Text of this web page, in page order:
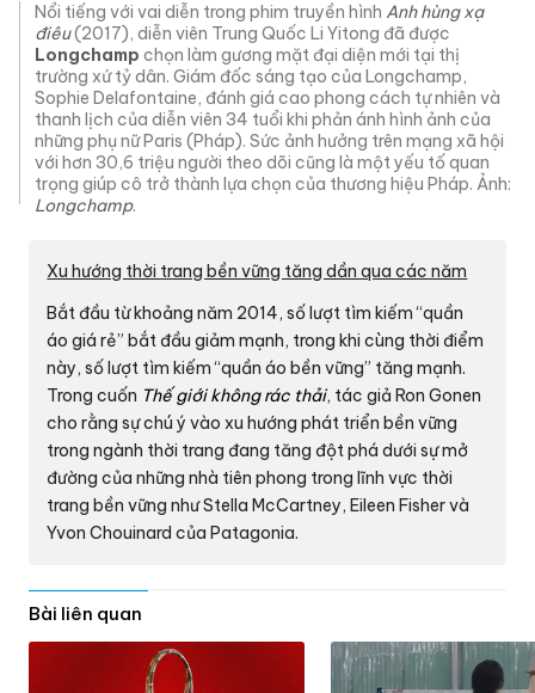
Nổi tiếng với vai diễn trong phim truyền hình Anh hùng xạ
điêu(2017), diễn viên Trung Quốc Li Yitong đã được
Longchamp chọn làm gương mặt đại diện mới tại thị
trường xứ tỷ dân. Giám đốc sáng tạo của Longchamp,
Sophie Delafontaine, đánh giá cao phong cách tự nhiên và
thanh lịch của diễn viên 34 tuổi khi phản ánh hình ảnh của
những phụ nữ Paris (Pháp). Sức ảnh hưởng trên mạng xã hội
với hơn 30,6 triệu người theo dõi cũng là một yếu tố quan
trọng giúp cô trở thành lựa chọn của thương hiệu Pháp. Ảnh:
Longchamp.
Xu hướng thời trang bền vững tăng dần qua các năm
Bắt đầu từ khoảng năm 2014, số lượt tìm kiếm “quần
áo giá rẻ” bắt đầu giảm mạnh, trong khi cùng thời điểm
này, số lượt tìm kiếm “quần áo bền vững” tăng mạnh.
Trong cuốn Thế giới không rác thải, tác giả Ron Gonen
cho rằng sự chú ý vào xu hướng phát triển bền vững
trong ngành thời trang đang tăng đột phá dưới sự mở
đường của những nhà tiên phong trong lĩnh vực thời
trang bền vững như Stella McCartney, Eileen Fisher và
Yvon Chouinard của Patagonia.
Bài liên quan